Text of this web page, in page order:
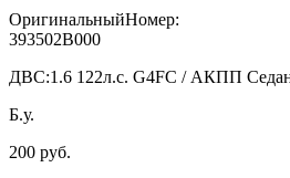
ОригинальныйНомер:
393502B000
ДВС:1.6 122л.с. G4FC / АКПП
Б.у.
200 руб.